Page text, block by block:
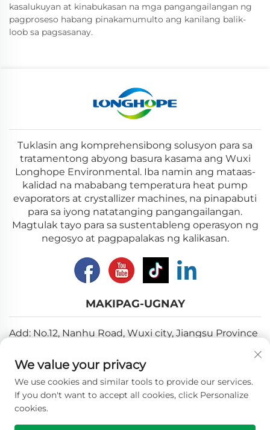
kasalukuyan at kinabukasan na mga pangangailangan ng
pagproseso habang pinakamumulto ang kanilang balik-
loob sa pagsasanay.
Tuklasin ang komprehensibong solusyon para sa
tratamentong abyong basura kasama ang Wuxi
Longhope Environmental. Iba namin ang mataas-
kalidad na mababang temperatura heat pump
evaporators at crystallizer machines, na pinapabuti
para sa iyong natatanging pangangailangan.
Magtulak tayo para sa sustentableng operasyon ng
negosyo at pagpapalakas ng kalikasan.
MAKIPAG-UGNAY
Add: No.12, Nanhu Road, Wuxi city, Jiangsu Province
+86-18018310578
Copyright © 2025 Wuxi Longhope Environmental co.ltd.
Lahat ng mga karapatan ay nakararaan. -Patakaran sa
We value your privacy
We use cookies and similar tools to provide our services.
If you don't want to accept all cookies, click Personalize
cookies.